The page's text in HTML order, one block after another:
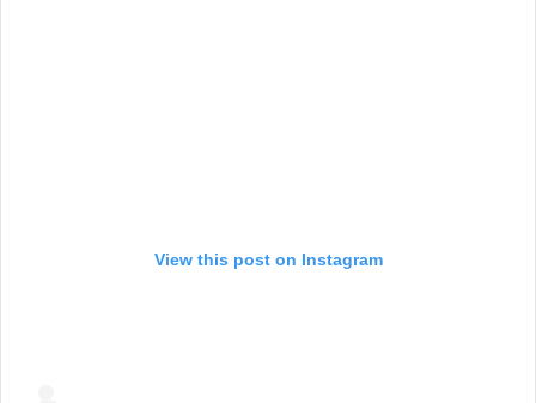
View this post on Instagram